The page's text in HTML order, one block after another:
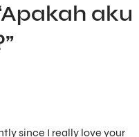
aku
since I really love your